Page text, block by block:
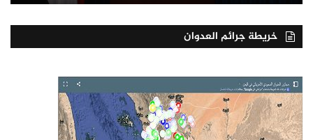
خريطة جرائم العدوان